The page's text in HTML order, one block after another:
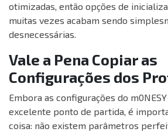
otimizadas, então opções de
muitas vezes acabam sendo
desnecessárias.
Vale a Pena Copiar as
Configurações dos
Embora as configurações do
excelente ponto de partida, é
coisa: não existem parâmetros